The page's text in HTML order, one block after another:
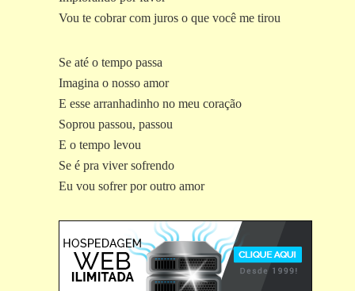
Vou te cobrar com juros o que você me tirou
Se até o tempo passa
Imagina o nosso amor
E esse arranhadinho no meu coração
Soprou passou, passou
E o tempo levou
Se é pra viver sofrendo
Eu vou sofrer por outro amor